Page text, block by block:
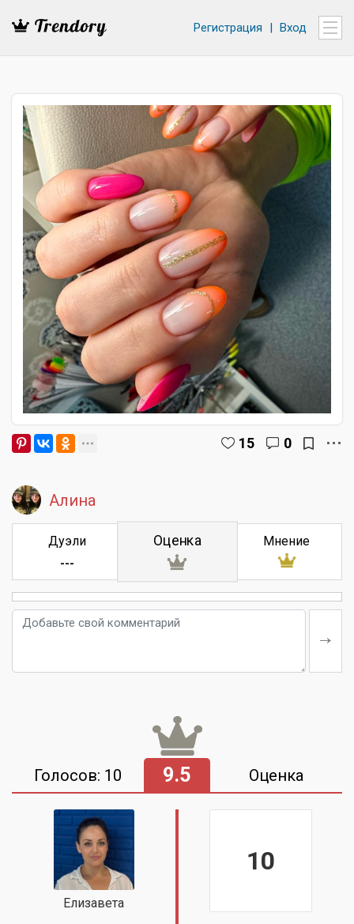
Регистрация | Вход
15 0
Алина
Дуэли
---
Оценка Мнение
Голосов: 10 9.5 Оценка
Елизавета
10